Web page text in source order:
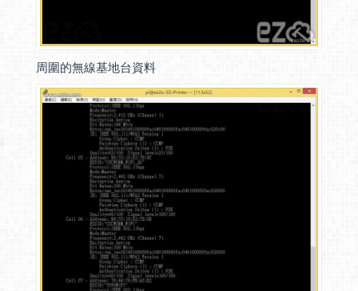
周圍的無線基地台資料